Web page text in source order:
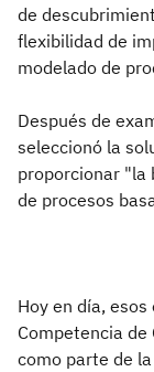
de
flexibilidad de
modelado de
Después de
seleccionó la
proporcionar "la
de procesos
Hoy en día,
Competencia
como parte de